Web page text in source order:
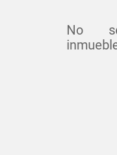
No